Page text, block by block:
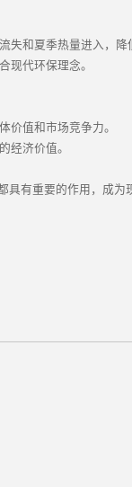
失和夏季热量进入，降
现代环保理念。
价值和市场竞争力。
经济价值。
具有重要的作用，成为